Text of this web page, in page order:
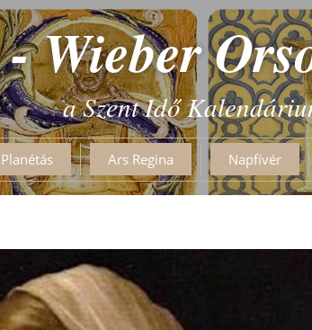
Wieber
a Szent Idő
Planétás Ars Regina Napfívér